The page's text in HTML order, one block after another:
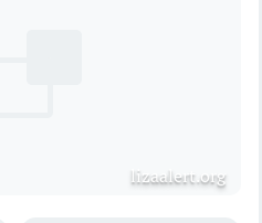
lizaalert.org